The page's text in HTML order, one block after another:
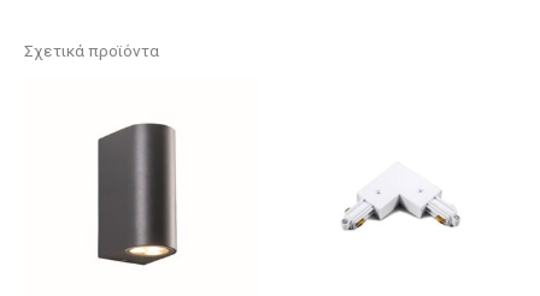
Σχετικά προϊόντα